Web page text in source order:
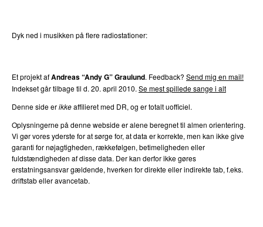
Dyk ned i musikken på flere radiostationer:
Et projekt afAndreas “Andy G” Graulund. Feedback? Send mig en mail!
Indekset går tilbage til d. 20. april 2010. Se mest spillede sange i alt
Denne side erikkeaffilieret med DR, og er totalt uofficiel.
Oplysningerne på denne webside er alene beregnet til almen orientering.
Vi gør vores yderste for at sørge for, at data er korrekte, men kan ikke give
garanti for nøjagtigheden, rækkefølgen, betimeligheden eller
fuldstændigheden af disse data. Der kan derfor ikke gøres
erstatningsansvar gældende, hverken for direkte eller indirekte tab, f.eks.
driftstab eller avancetab.